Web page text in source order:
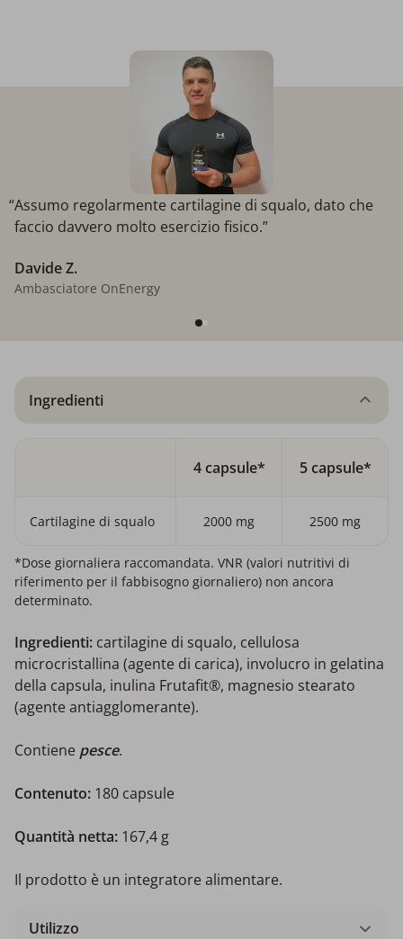
“Assumo regolarmente cartilagine di squalo, dato che
faccio davvero molto esercizio fisico.”
Davide Z.
Ambasciatore OnEnergy
Ingredienti
4 capsule* 5 capsule*
Cartilagine di squalo 2000 mg 2500 mg
*Dose giornaliera raccomandata. VNR (valori nutritivi di
riferimento per il fabbisogno giornaliero) non ancora
determinato.
Ingredienti: cartilagine di squalo, cellulosa
microcristallina (agente di carica), involucro in gelatina
della capsula, inulina Frutafit®, magnesio stearato
(agente antiagglomerante).
Contiene pesce.
Contenuto: 180 capsule
Quantità netta: 167,4 g
Il prodotto è un integratore alimentare.
Utilizzo